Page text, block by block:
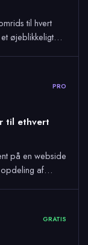
til hvert
øjeblikkeligt…
PRO
til ethvert
på en webside
opdeling af…
GRATIS